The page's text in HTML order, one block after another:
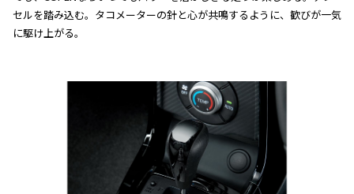
セルを踏み込む。タコメーターの針と心が共鳴するように、歓びが一気
に駆け上がる。